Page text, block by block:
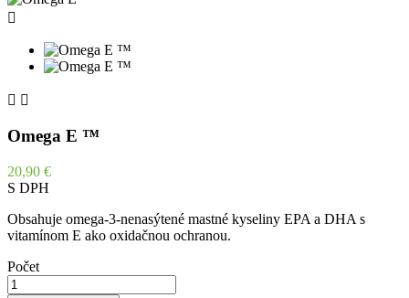

 
Omega E ™
20,90 €
S DPH
Obsahuje omega-3-nenasýtené mastné kyseliny EPA a DHA s
vitamínom E ako oxidačnou ochranou.
Počet